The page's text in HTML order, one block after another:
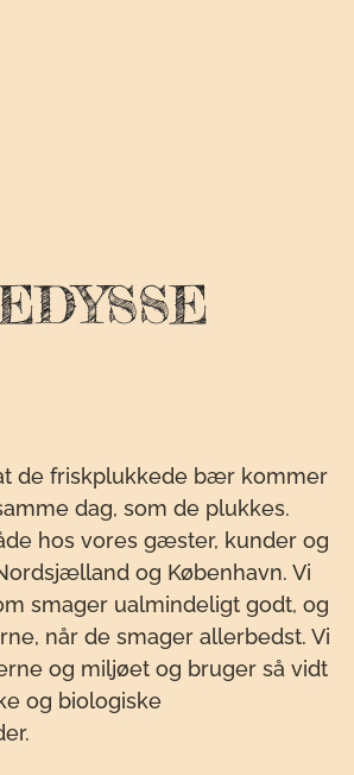
de friskplukkede bær kommer
dag, som de plukkes.
hos vores gæster, kunder og
og København. Vi
smager ualmindeligt godt, og
når de smager allerbedst. Vi
og miljøet og bruger så vidt
og biologiske